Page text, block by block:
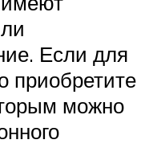
Если для
приобретите
можно